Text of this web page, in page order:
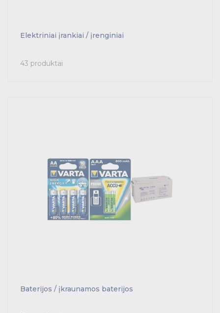
Elektriniai įrankiai / įrenginiai
43 produktai
Baterijos / įkraunamos baterijos